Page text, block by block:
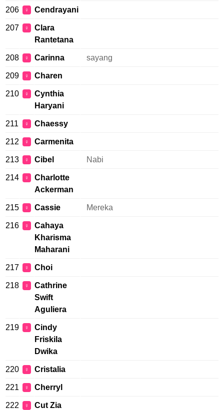
206 ♀ Cendrayani
207 ♀
Clara
Rantetana
208 ♀ Carinna sayang
209 ♀ Charen
210 ♀
Cynthia
Haryani
211 ♀ Chaessy
212 ♀ Carmenita
213 ♀ Cibel Nabi
214 ♀
Charlotte
Ackerman
215 ♀ Cassie Mereka
216 ♀
Cahaya
Kharisma
Maharani
217 ♀ Choi
218 ♀
Cathrine
Swift
Aguliera
219 ♀
Cindy
Friskila
Dwika
220 ♀ Cristalia
221 ♀ Cherryl
222 ♀
Cut Zia